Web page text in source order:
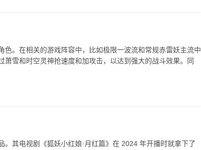
色。在相关的游戏阵容中，比如极限一波流和常规赤雷妖主流中
萧雪和时空灵神抢速度和加攻击，以达到强大的战斗效果。同
。其电视剧《狐妖小红娘·月红篇》在 2024 年开播时就拿下了